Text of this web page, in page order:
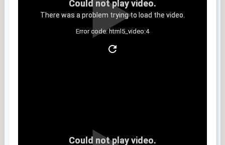
Could not play video.
There was a problem trying to load the video.
Error code: html5_video:4
Could not play video.